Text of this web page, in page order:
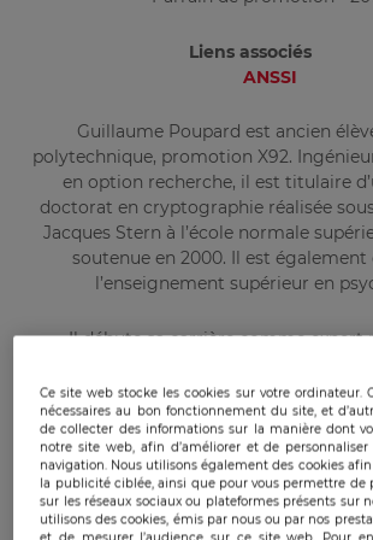
Liens associés
ANSSI
Guillaume Poupard est ancien
polytechnique, promotion X92.
en option recherche, il est titulaire
doctorat en cryptographie réalisée
Jacques Stern à l’école normale
soutenue en 2000. Il est
l’enseignement supérieur en
Il débute sa carrière comme expert
la sécurité des systèmes d’information
direction sera transformée en 2009
l’Agence nationale de la sécurité
d’information (ANSSI).
Il rejoint en 2006 le ministère de la
Ce site web stocke les cookies sur votre ordinateur.
nécessaires au bon fonctionnement du site, et
de collecter des informations sur la manière dont
notre site web, afin d’améliorer et de
navigation. Nous utilisons également des cookies
la publicité ciblée, ainsi que pour vous permettre de
sur les réseaux sociaux ou plateformes présents sur
utilisons des cookies, émis par nous ou par nos